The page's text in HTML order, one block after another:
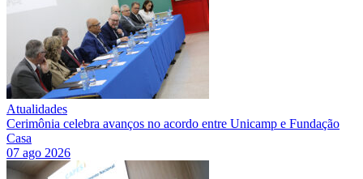
Atualidades
Cerimônia celebra avanços no acordo entre Unicamp e Fundação
Casa
07 ago 2026